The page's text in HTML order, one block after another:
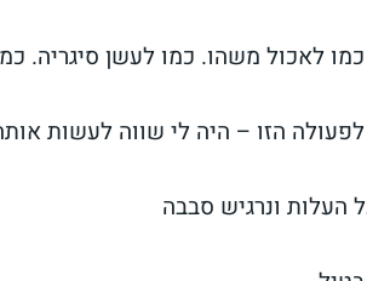
לאכול משהו. כמו לעשן סיגריה.
הזו – היה לי שווה לעשות
העלות ונרגיש סבבה